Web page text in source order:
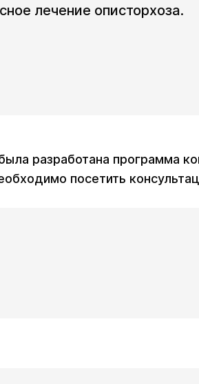
лечение описторхоза.
разработана программа
посетить